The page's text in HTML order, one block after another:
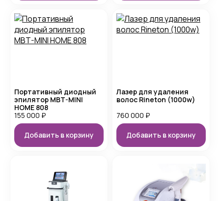
Портативный диодный
эпилятор MBT-MINI
HOME 808
155 000 ₽
Добавить в корзину
Лазер для удаления
волос Rineton (1000w)
760 000 ₽
Добавить в корзину